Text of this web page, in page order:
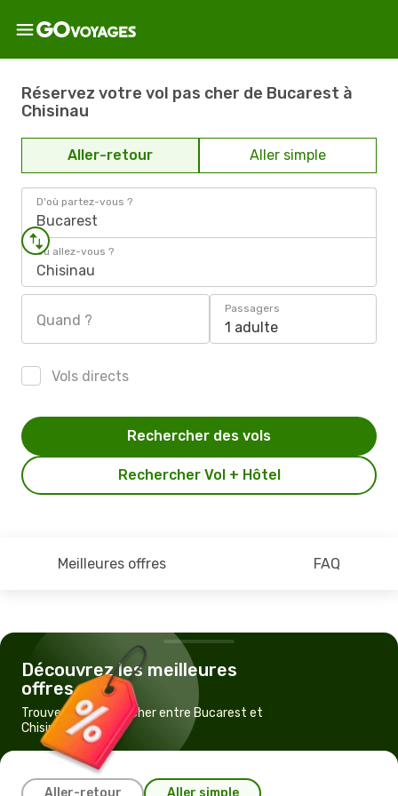
Réservez votre vol pas cher de Bucarest à
Chisinau
Aller-retour Aller simple
D'où partez-vous ?
Bucarest
Où allez-vous ?
Chisinau
Quand ?
Passagers
1 adulte
Vols directs
Rechercher Vol + Hôtel
Rechercher des vols
Meilleures offres FAQ
Découvrez les meilleures
offres
Trouvez un vol pas cher entre Bucarest et
Chisinau
Aller-retour Aller simple